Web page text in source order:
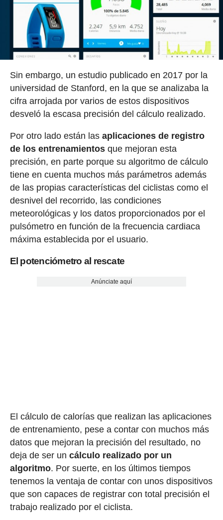
Sin embargo, un estudio publicado en 2017 por la
universidad de Stanford, en la que se analizaba la
cifra arrojada por varios de estos dispositivos
desveló la escasa precisión del cálculo realizado.
Por otro lado están las aplicaciones de registro
de los entrenamientosque mejoran esta
precisión, en parte porque su algoritmo de cálculo
tiene en cuenta muchos más parámetros además
de las propias características del ciclistas como el
desnivel del recorrido, las condiciones
meteorológicas y los datos proporcionados por el
pulsómetro en función de la frecuencia cardiaca
máxima establecida por el usuario.
El potenciómetro al rescate
Anúnciate aquí
El cálculo de calorías que realizan las aplicaciones
de entrenamiento, pese a contar con muchos más
datos que mejoran la precisión del resultado, no
deja de ser un cálculo realizado por un
algoritmo. Por suerte, en los últimos tiempos
tenemos la ventaja de contar con unos dispositivos
que son capaces de registrar con total precisión el
trabajo realizado por el ciclista.